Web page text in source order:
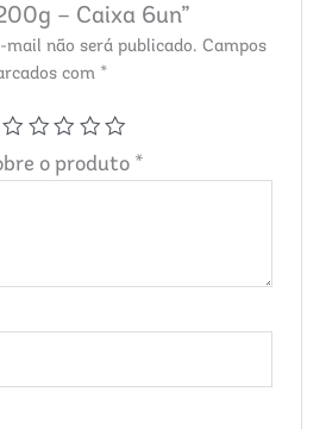
– Caixa 6un”
mail não será publicado. Campos
com *
o produto *